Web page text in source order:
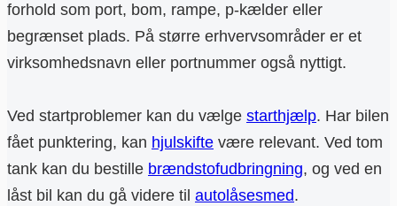
forhold som port, bom, rampe, p-kælder eller
begrænset plads. På større erhvervsområder er et
virksomhedsnavn eller portnummer også nyttigt.
Ved startproblemer kan du vælge starthjælp. Har bilen
fået punktering, kan hjulskifte være relevant. Ved tom
tank kan du bestille brændstofudbringning, og ved en
låst bil kan du gå videre til autolåsesmed.